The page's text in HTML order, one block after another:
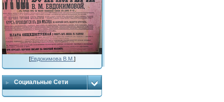
[Евдокимова В.М. ]
Социальные Сети